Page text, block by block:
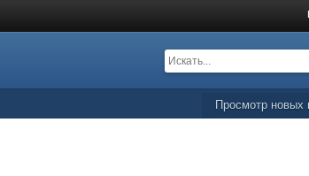
Просмотр новых